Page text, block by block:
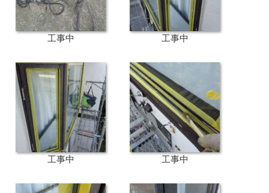
工事中 工事中
工事中 工事中